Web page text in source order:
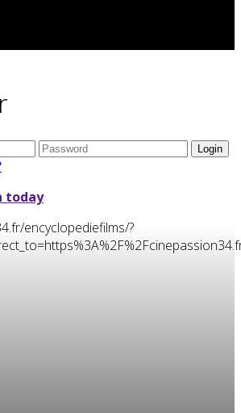
today
encyclopediefilms/?